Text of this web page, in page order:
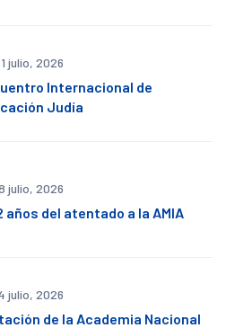
julio, 2026
Internacional de
Judía
julio, 2026
años del atentado a la AMIA
julio, 2026
de la Academia Nacional